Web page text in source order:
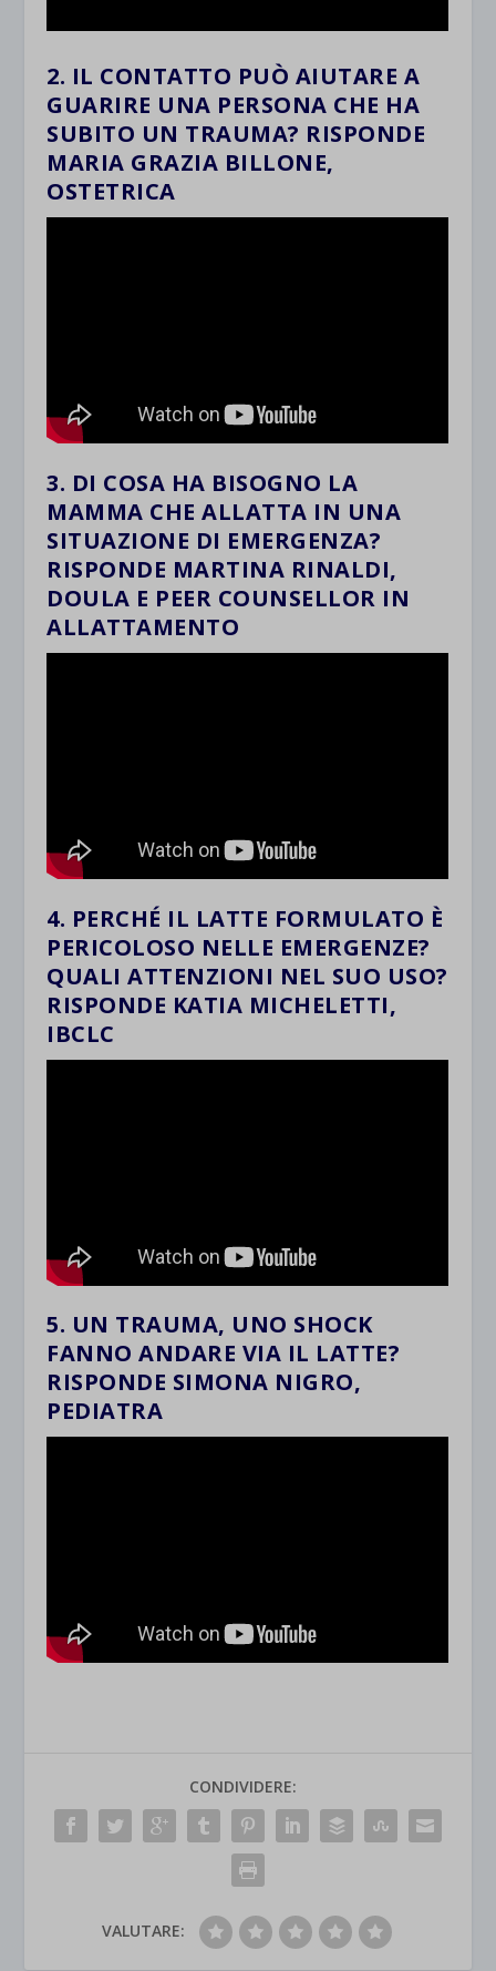
2. IL CONTATTO PUÒ AIUTARE A
GUARIRE UNA PERSONA CHE HA
SUBITO UN TRAUMA? RISPONDE
MARIA GRAZIA BILLONE,
OSTETRICA
3. DI COSA HA BISOGNO LA
MAMMA CHE ALLATTA IN UNA
SITUAZIONE DI EMERGENZA?
RISPONDE MARTINA RINALDI,
DOULA E PEER COUNSELLOR IN
ALLATTAMENTO
4. PERCHÉ IL LATTE FORMULATO È
PERICOLOSO NELLE EMERGENZE?
QUALI ATTENZIONI NEL SUO USO?
RISPONDE KATIA MICHELETTI,
IBCLC
5. UN TRAUMA, UNO SHOCK
FANNO ANDARE VIA IL LATTE?
RISPONDE SIMONA NIGRO,
PEDIATRA
CONDIVIDERE:
VALUTARE: